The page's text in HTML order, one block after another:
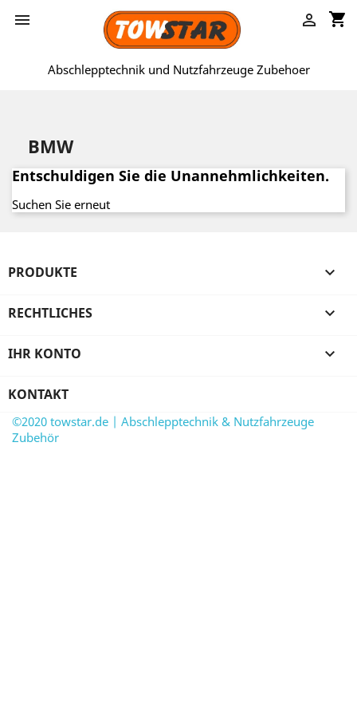
 shopping_cart

Abschlepptechnik und Nutzfahrzeuge Zubehoer
BMW
Entschuldigen Sie die Unannehmlichkeiten.
Suchen Sie erneut
PRODUKTE 
RECHTLICHES 
IHR KONTO 
KONTAKT
©2020 towstar.de | Abschlepptechnik & Nutzfahrzeuge
Zubehör